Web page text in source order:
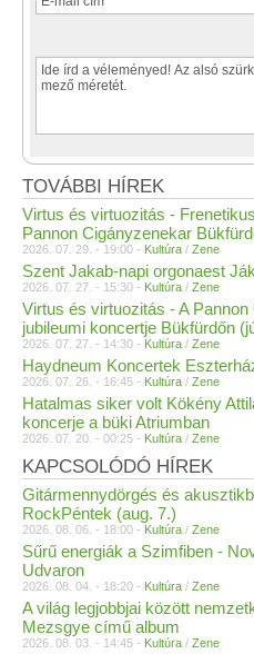
TOVÁBBI HÍREK
Virtus és virtuozitás -
Pannon Cigányzenekar
2026. 07. 29. - 19:00 - Kultúra / Zene
Szent Jakab-napi orgonaest
2026. 07. 27. - 15:30 - Kultúra / Zene
Virtus és virtuozitás - A
jubileumi koncertje Bükfürdőn
2026. 07. 27. - 14:30 - Kultúra / Zene
Haydneum Koncertek
2026. 07. 26. - 16:45 - Kultúra / Zene
Hatalmas siker volt Kökény
koncerje a büki Atriumban
2026. 07. 20. - 00:25 - Kultúra / Zene
KAPCSOLÓDÓ HÍREK
Gitármennydörgés és
RockPéntek (aug. 7.)
2026. 08. 06. - 18:00 - Kultúra / Zene
Sűrű energiák a Szimfiben -
Udvaron
2026. 08. 04. - 18:20 - Kultúra / Zene
A világ legjobbjai között
Mezsgye című album
2026. 08. 03. - 14:45 - Kultúra / Zene